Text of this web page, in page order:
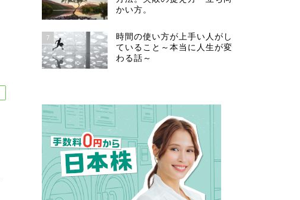
かい方。
7
時間の使い方が上手い人がし
ていること～本当に人生が変
わる話～